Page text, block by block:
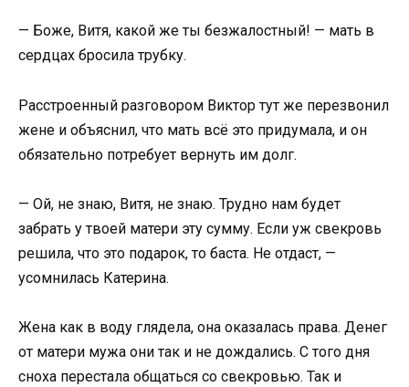
— Боже, Витя, какой же ты безжалостный! — мать в
сердцах бросила трубку.
Расстроенный разговором Виктор тут же перезвонил
жене и объяснил, что мать всё это придумала, и он
обязательно потребует вернуть им долг.
— Ой, не знаю, Витя, не знаю. Трудно нам будет
забрать у твоей матери эту сумму. Если уж свекровь
решила, что это подарок, то баста. Не отдаст, —
усомнилась Катерина.
Жена как в воду глядела, она оказалась права. Денег
от матери мужа они так и не дождались. С того дня
сноха перестала общаться со свекровью. Так и